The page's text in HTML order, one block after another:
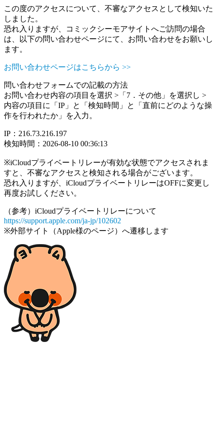
この度のアクセスについて、不審なアクセスとして検知いた
しました。
恐れ入りますが、コミックシーモアサイトへご訪問の場合
は、以下の問い合わせページにて、お問い合わせをお願いし
ます。
お問い合わせページはこちらから >>
問い合わせフォームでの記載の方法
お問い合わせ内容の項目を選択 >「7．その他」を選択し >
内容の項目に「IP」と「検知時間」と「直前にどのような操
作を行われたか」を入力。
IP：216.73.216.197
検知時間：2026-08-10 00:36:13
※iCloudプライベートリレーが有効な状態でアクセスされま
すと、不審なアクセスと検知される場合がございます。
恐れ入りますが、iCloudプライベートリレーはOFFに変更し
再度お試しください。
（参考）iCloudプライベートリレーについて
https://support.apple.com/ja-jp/102602
※外部サイト（Apple様のページ）へ遷移します